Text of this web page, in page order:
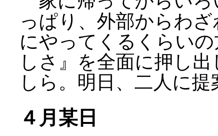
っぱり、外部からわ
にやってくるくらい
しさ』を全面に押し
しら。明日、二人に
４月某日